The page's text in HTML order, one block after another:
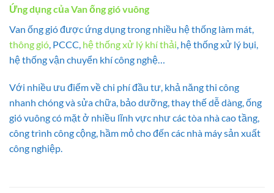
Ứng dụng của Van ống gió vuông
Van ống gió được ứng dụng trong nhiều hệ thống làm mát,
thông gió , PCCC, hệ thống xử lý khí thải , hệ thống xử lý bụi,
hệ thống vận chuyển khí công nghệ…
Với nhiều ưu điểm về chi phí đầu tư, khả năng thi công
nhanh chóng và sửa chữa, bảo dưỡng, thay thế dễ dàng, ống
gió vuông có mặt ở nhiều lĩnh vực như các tòa nhà cao tầng,
công trình công cộng, hầm mỏ cho đến các nhà máy sản xuất
công nghiệp.